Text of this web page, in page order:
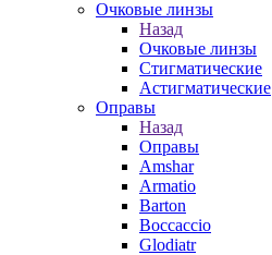
Очковые линзы
Назад
Очковые линзы
Стигматические
Астигматические
Оправы
Назад
Оправы
Amshar
Armatio
Barton
Boccaccio
Glodiatr